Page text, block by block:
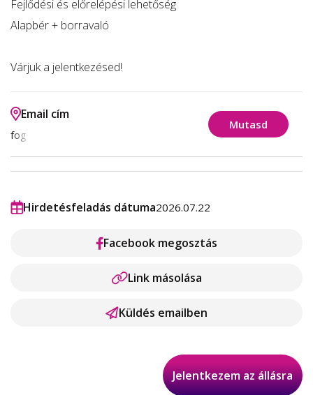
Fejlődési és előrelépési lehetőség
Alapbér + borravaló
Várjuk a jelentkezésed!
Email cím
fog
Mutasd
Hirdetésfeladás dátuma2026.07.22
Facebook megosztás
Link másolása
Küldés emailben
Jelentkezem az állásra